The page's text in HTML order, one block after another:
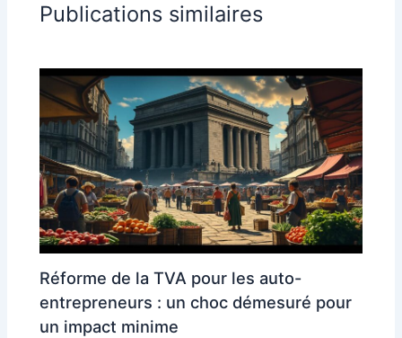
Publications similaires
Réforme de la TVA pour les auto-
entrepreneurs : un choc démesuré pour
un impact minime